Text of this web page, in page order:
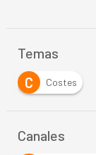
Temas
I
Canales